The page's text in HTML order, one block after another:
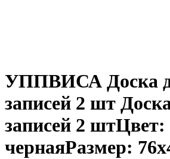
УППВИСА Доска
записей 2 шт
записей 2 штЦвет:
чернаяРазмер: